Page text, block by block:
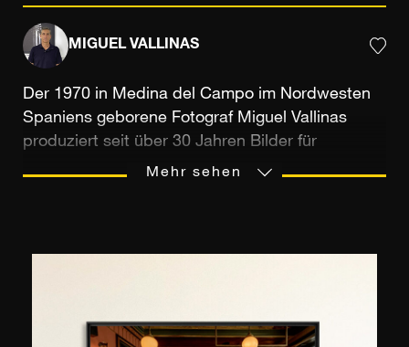
MIGUEL VALLINAS
Der 1970 in Medina del Campo im Nordwesten
Spaniens geborene Fotograf Miguel Vallinas
produziert seit über 30 Jahren Bilder für
Industrie, Fernsehen und Werbung. Er
auszustellen, insbesondere auf der
Mehr sehen